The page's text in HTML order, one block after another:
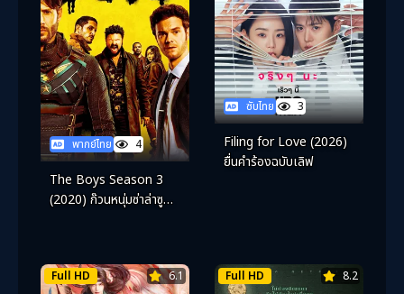
พากย์ไทย 4
The Boys Season 3
(2020) ก๊วนหนุ่มซ่าล่าซู
ซับไทย 3
Filing for Love (2026)
ยื่นคำร้องฉบับเลิฟ
Full HD 6.1 Full HD 8.2